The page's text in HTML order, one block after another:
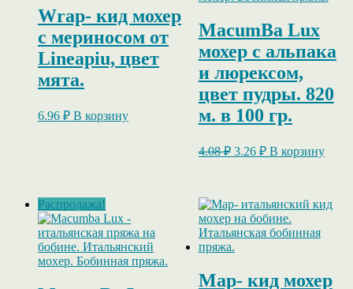
Wrap- кид мохер
c мериносом от
Lineapiu, цвет
мята.
6.96 ₽ В корзину
MacumBa Lux
мохер с альпака
и люрексом,
цвет пудры. 820
м. в 100 гр.
4.08₽ Первоначальная
3.26 ₽Текущая
цена:
В корзину
Распродажа!
Map- кид мохер